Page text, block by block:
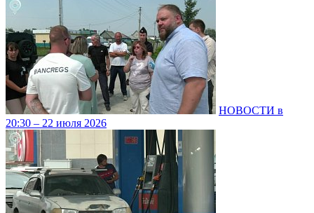
НОВОСТИ в
20:30 – 22 июля 2026